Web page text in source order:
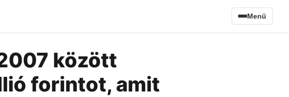
Menü
között
forintot, amit